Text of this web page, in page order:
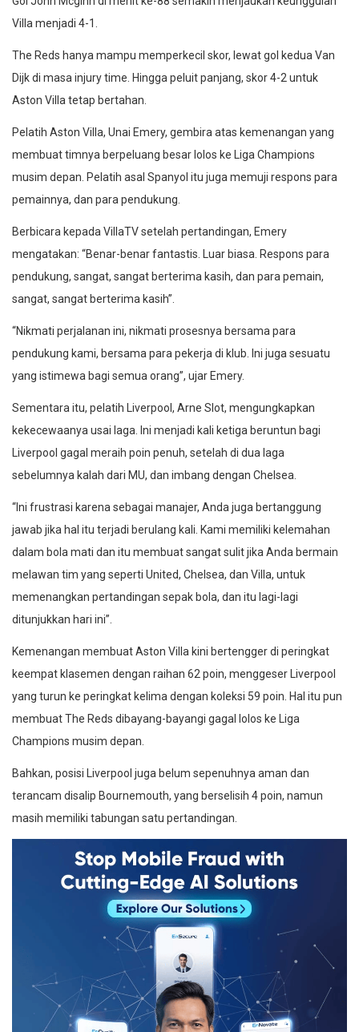
Villa menjadi 4-1.
The Reds hanya mampu memperkecil skor, lewat gol kedua Van
Dijk di masa injury time. Hingga peluit panjang, skor 4-2 untuk
Aston Villa tetap bertahan.
Pelatih Aston Villa, Unai Emery, gembira atas kemenangan yang
membuat timnya berpeluang besar lolos ke Liga Champions
musim depan. Pelatih asal Spanyol itu juga memuji respons para
pemainnya, dan para pendukung.
Berbicara kepada VillaTV setelah pertandingan, Emery
mengatakan: “Benar-benar fantastis. Luar biasa. Respons para
pendukung, sangat, sangat berterima kasih, dan para pemain,
sangat, sangat berterima kasih”.
“Nikmati perjalanan ini, nikmati prosesnya bersama para
pendukung kami, bersama para pekerja di klub. Ini juga sesuatu
yang istimewa bagi semua orang”, ujar Emery.
Sementara itu, pelatih Liverpool, Arne Slot, mengungkapkan
kekecewaanya usai laga. Ini menjadi kali ketiga beruntun bagi
Liverpool gagal meraih poin penuh, setelah di dua laga
sebelumnya kalah dari MU, dan imbang dengan Chelsea.
“Ini frustrasi karena sebagai manajer, Anda juga bertanggung
jawab jika hal itu terjadi berulang kali. Kami memiliki kelemahan
dalam bola mati dan itu membuat sangat sulit jika Anda bermain
melawan tim yang seperti United, Chelsea, dan Villa, untuk
memenangkan pertandingan sepak bola, dan itu lagi-lagi
ditunjukkan hari ini”.
Kemenangan membuat Aston Villa kini bertengger di peringkat
keempat klasemen dengan raihan 62 poin, menggeser Liverpool
yang turun ke peringkat kelima dengan koleksi 59 poin. Hal itu pun
membuat The Reds dibayang-bayangi gagal lolos ke Liga
Champions musim depan.
Bahkan, posisi Liverpool juga belum sepenuhnya aman dan
terancam disalip Bournemouth, yang berselisih 4 poin, namun
masih memiliki tabungan satu pertandingan.